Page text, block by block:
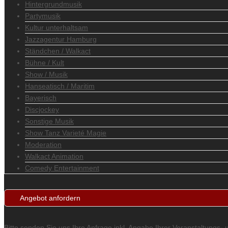
Hintergrundmusik
Partymusik
Kultur unterhaltsam
Jazzagentur Hamburg
Ständchen / Walkact
Bühne / Kult
Show / Musik
Hanseatisch / Maritim
Bayerisch
Discjockey
Sonstige Musik
Show Tanz Varieté Magie
Moderation
Walkact Animation
Comedy Entertainment
Angebot anfordern